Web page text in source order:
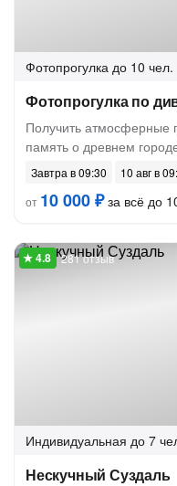
Фотопрогулка до 10 чел.
Фотопрогулка по
Получить атмосферные
память о древнем
Завтра в 09:30
10 авг в
от 10 000 ₽за всё до
281 отзыв
Индивидуальная до 7
Нескучный Суздаль